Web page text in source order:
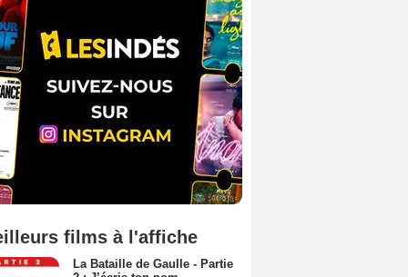
films à l'affiche
La Bataille de Gaulle - Partie